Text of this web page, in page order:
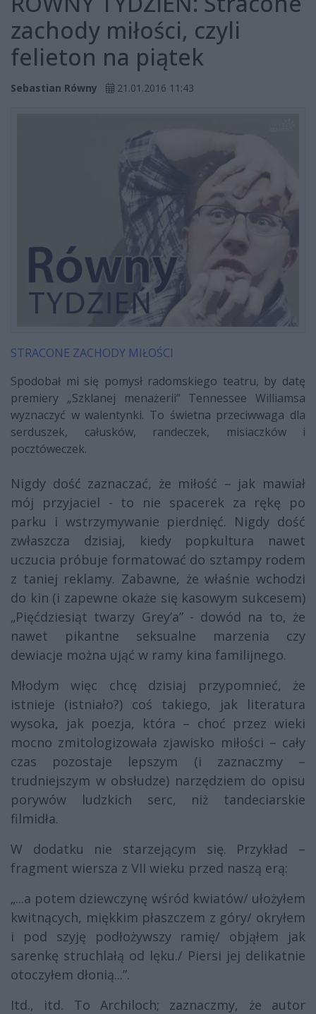
zachody miłości, czyli
felieton na piątek
Sebastian Równy 21.01.2016 11:43
STRACONE ZACHODY MIŁOŚCI
Spodobał mi się pomysł radomskiego teatru, by datę
premiery „Szklanej menażerii” Tennessee Williamsa
wyznaczyć w walentynki. To świetna przeciwwaga dla
serduszek, całusków, randeczek, misiaczków i
pocztóweczek.
Nigdy dość zaznaczać, że miłość – jak mawiał
mój przyjaciel - to nie spacerek za rękę po
parku i wstrzymywanie pierdnięć. Nigdy dość
zwłaszcza dzisiaj, kiedy popkultura nawet
uczucia próbuje formatować do sztampy rodem
z taniej reklamy. Zabawne, że właśnie wchodzi
do kin (i zapewne okaże się kasowym sukcesem)
„Pięćdziesiąt twarzy Grey’a” - dowód na to, że
nawet pikantne seksualne marzenia czy
dewiacje można ująć w ramy kina familijnego.
Młodym więc chcę dzisiaj przypomnieć, że
istnieje (istniało?) coś takiego, jak literatura
wysoka, jak poezja, która – choć przez wieki
mocno zmitologizowała zjawisko miłości – cały
czas pozostaje lepszym (i zaznaczmy –
trudniejszym w obsłudze) narzędziem do opisu
porywów ludzkich serc, niż tandeciarskie
filmidła.
W dodatku nie starzejącym się. Przykład –
fragment wiersza z VII wieku przed naszą erą:
„...a potem dziewczynę wśród kwiatów/ ułożyłem
kwitnących, miękkim płaszczem z góry/ okryłem
i pod szyję podłożywszy ramię/ objąłem jak
sarenkę struchlałą od lęku./ Piersi jej delikatnie
otoczyłem dłonią...”.
Itd., itd. To Archiloch; zaznaczmy, że autor